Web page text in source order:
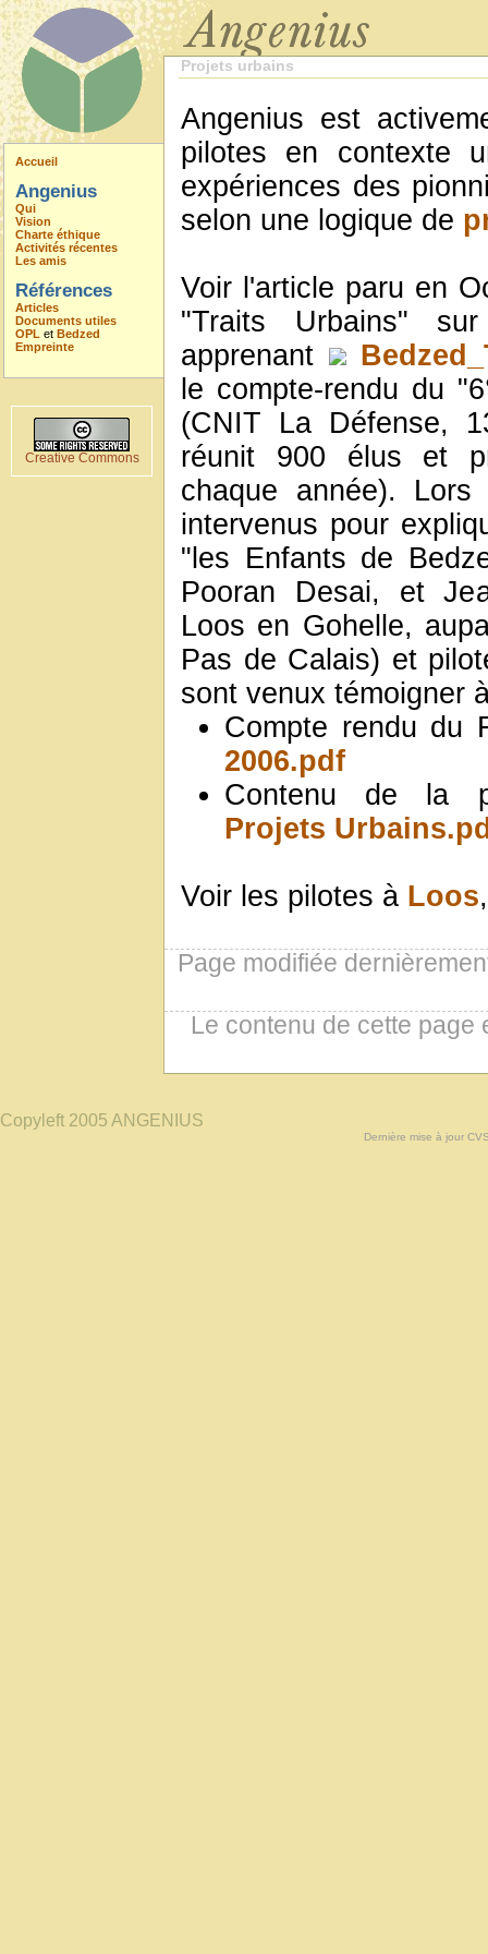
Accueil
Angenius
Qui
Vision
Charte éthique
Activités récentes
Les amis
Références
Articles
Documents utiles
OPL et Bedzed
Empreinte
Creative Commons
Projets urbains
Angenius est
pilotes en contexte
expériences des
selon une logique de
Voir l'article paru en
"Traits Urbains"
apprenant
le compte-rendu du
(CNIT La Défense,
réunit 900 élus et
chaque année).
intervenus pour
"les Enfants de
Pooran Desai, et
Loos en Gohelle,
Pas de Calais) et
sont venux témoigner
Compte rendu du
2006.pdf
Contenu de la
Projets
Voir les pilotes à Loos
Page modifiée
Le contenu de cette
Copyleft 2005 ANGENIUS
Dernière mise à jour